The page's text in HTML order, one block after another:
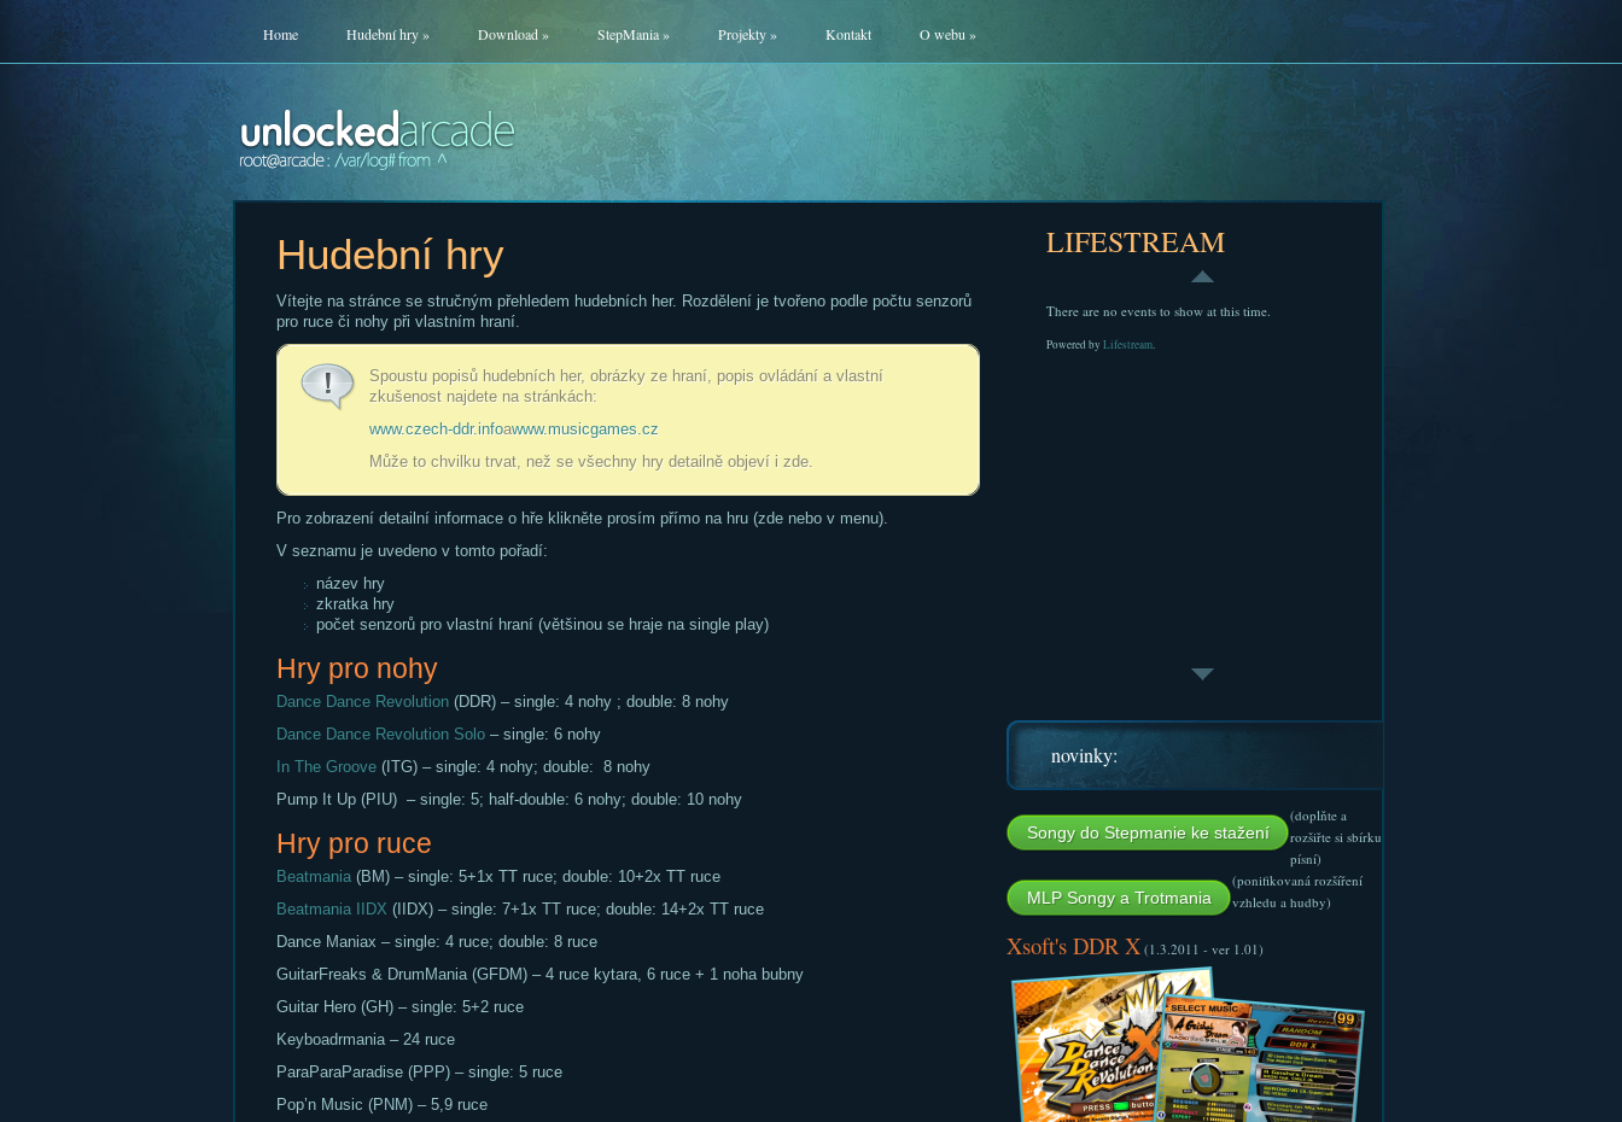
Home Hudební hry» Download» StepMania» Projekty» Kontakt O webu »
Hudební hry
Vítejte na stránce se stručným přehledem hudebních her. Rozdělení je tvořeno podle počtu senzorů
pro ruce či nohy při vlastním hraní.
Spoustu popisů hudebních her, obrázky ze hraní, popis ovládání a vlastní
zkušenost najdete na stránkách:
www.czech-ddr.infoawww.musicgames.cz
Může to chvilku trvat, než se všechny hry detailně objeví i zde.
Pro zobrazení detailní informace o hře klikněte prosím přímo na hru (zde nebo v menu).
V seznamu je uvedeno v tomto pořadí:
název hry
zkratka hry
počet senzorů pro vlastní hraní (většinou se hraje na single play)
Hry pro nohy
Dance Dance Revolution(DDR) – single: 4 nohy ; double: 8 nohy
Dance Dance Revolution Solo– single: 6 nohy
In The Groove(ITG) – single: 4 nohy; double: 8 nohy
Pump It Up (PIU) – single: 5; half-double: 6 nohy; double: 10 nohy
Hry pro ruce
Beatmania(BM) – single: 5+1x TT ruce; double: 10+2x TT ruce
Beatmania IIDX (IIDX) – single: 7+1x TT ruce; double: 14+2x TT ruce
Dance Maniax – single: 4 ruce; double: 8 ruce
GuitarFreaks & DrumMania (GFDM) – 4 ruce kytara, 6 ruce + 1 noha bubny
Guitar Hero (GH) – single: 5+2 ruce
Keyboadrmania – 24 ruce
ParaParaParadise (PPP) – single: 5 ruce
Pop’n Music (PNM) – 5,9 ruce
LIFESTREAM
There are no events to show at this time.
Powered by Lifestream.
novinky:
Songy do Stepmanie ke stažení
(doplňte a
rozšiřte si sbírku
písní)
MLP Songy a Trotmania
(ponifikovaná rozšíření
vzhledu a hudby)
Xsoft's DDR X(1.3.2011 - ver 1.01)